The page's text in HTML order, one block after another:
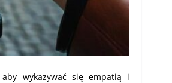
wykazywać się empatią i